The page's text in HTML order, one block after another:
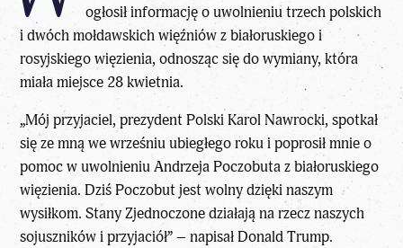
ogłosił informację o uwolnieniu trzech polskich
i dwóch mołdawskich więźniów z białoruskiego i
rosyjskiego więzienia, odnosząc się do wymiany, która
miała miejsce 28 kwietnia.
„Mój przyjaciel,prezydent Polski Karol Nawrocki, spotkał
się ze mną we wrześniu ubiegłego roku i poprosił mnie o
pomoc w uwolnieniu Andrzeja Poczobuta z białoruskiego
więzienia. Dziś Poczobut jest wolny dzięki naszym
wysiłkom. Stany Zjednoczone działają na rzecz naszych
sojuszników i przyjaciół” – napisał Donald Trump.